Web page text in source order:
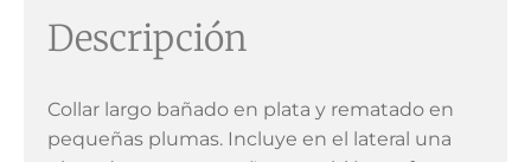
Descripción
Collar largo bañado en plata y rematado en
pequeñas plumas. Incluye en el lateral una